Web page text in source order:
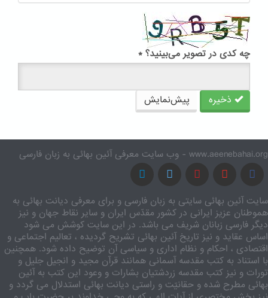
چه کدی در تصویر می‌بینید؟ *
ذخیره پیش‌نمایش
www.aeenebahai.org - وب سایت معرفی آئین بهائی به زبان فارسی
سایت آئین بهائی سایتی به زبان فارسی و برای معرفی دیانت بهائی به
هموطنان عزیز ایرانی در کشور مقدّس ایران و سایر نقاط جهان و نیز
دیگر فارسی زبانان شریف می باشد. در این سایت کوشش می شود
اساس عقاید و نیز تاریخ آئین بهائی تشریح گردیده ، تعالیم اجتماعی و
اقتصادی ، احکام و نظام اداری و سیاسی آن توضیح داده شود. همچنین
با استناد به کتب مقدسه آسمانی همانند قرآن مجید و انجیل جلیل و
تورات و نیز کتب مقدسه زردشتیان بشارات و وعود این کتب به آئین
بهائی مطرح شده و حقانیّت و راستی دیانت بهائی استدلال می گردد و